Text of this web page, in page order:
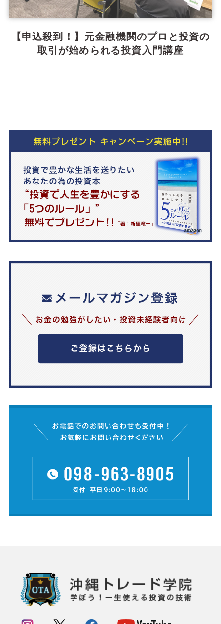
【申込殺到！】元金融機関のプロと投資の
取引が始められる投資入門講座